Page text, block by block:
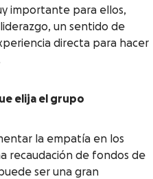
importante para ellos,
un sentido de
directa para hacer
elija el grupo
la empatía en los
recaudación de fondos de
ser una gran